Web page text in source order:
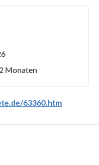
Monaten
63360.htm